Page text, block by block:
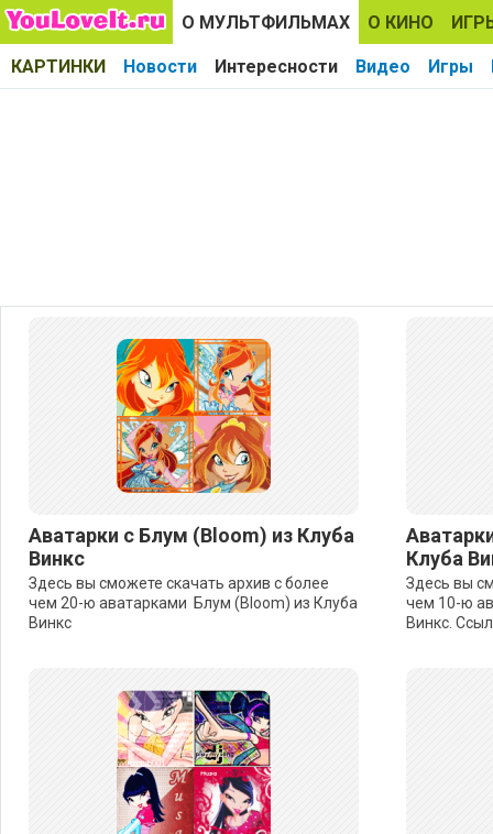
О МУЛЬТФИЛЬМАХ О КИНО
КАРТИНКИ Новости Интересности Видео Игры
Аватарки с Блум (Bloom) из Клуба
Винкс
Здесь вы сможете скачать архив с более
чем 20-ю аватарками Блум (Bloom) из Клуба
Винкс
Клуба
Здесь вы
чем 10-ю
Винкс.